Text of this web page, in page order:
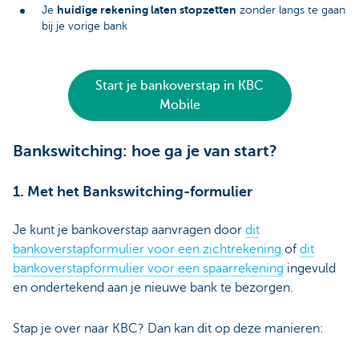
Je huidige rekening laten stopzetten zonder langs te gaan
bij je vorige bank
Start je bankoverstap in KBC
Mobile
Bankswitching: hoe ga je van start?
1. Met het Bankswitching-formulier
Je kunt je bankoverstap aanvragen door dit
bankoverstapformulier voor een zichtrekening of dit
bankoverstapformulier voor een spaarrekening ingevuld
en ondertekend aan je nieuwe bank te bezorgen.
Stap je over naar KBC? Dan kan dit op deze manieren: